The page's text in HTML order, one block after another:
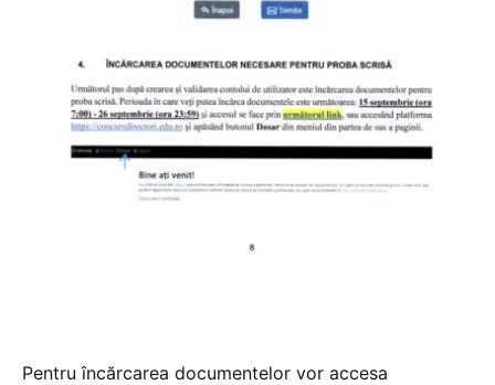
Pentru încărcarea documentelor vor accesa